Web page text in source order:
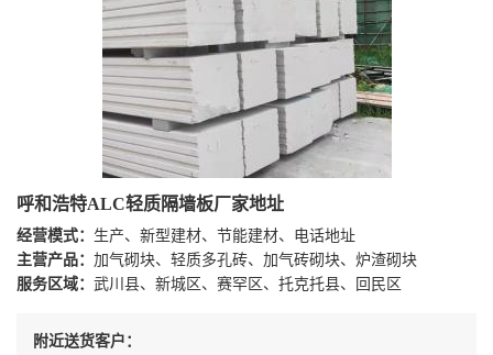
呼和浩特ALC轻质隔墙板厂家地址
经营模式： 生产、新型建材、节能建材、电话地址
主营产品： 加气砌块、轻质多孔砖、加气砖砌块、炉渣砌块
服务区域： 武川县、新城区、赛罕区、托克托县、回民区
附近送货客户：